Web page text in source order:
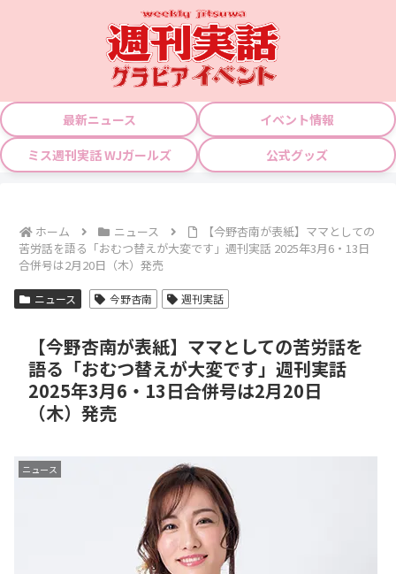
最新ニュース
イベント情報
ミス週刊実話 WJガールズ
公式グッズ
ホーム ニュース
【今野杏南が表紙】ママとしての
苦労話を語る「おむつ替えが大変です」週刊実話 2025年3月6・13日
合併号は2月20日（木）発売
ニュース 今野杏南 週刊実話
【今野杏南が表紙】ママとしての苦労話を
語る「おむつ替えが大変です」週刊実話
2025年3月6・13日合併号は2月20日
（木）発売
ニュース